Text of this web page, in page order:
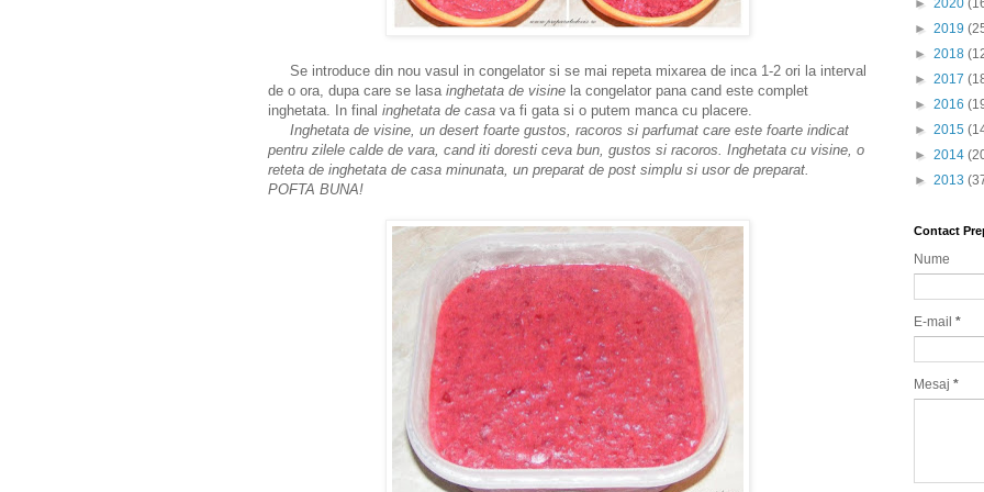
Se introduce din nou vasul in congelator si se mai repeta mixarea de inca 1-2 ori la interval
de o ora, dupa care se lasa inghetata de visine la congelator pana cand este complet
inghetata. In final inghetata de casa va fi gata si o putem manca cu placere.
Inghetata de visine, un desert foarte gustos, racoros si parfumat care este foarte indicat
pentru zilele calde de vara, cand iti doresti ceva bun, gustos si racoros. Inghetata cu visine, o
reteta de inghetata de casa minunata, un preparat de post simplu si usor de preparat.
POFTA BUNA!
► 2020
► 2019
► 2018
► 2017
► 2016
► 2015
► 2014
► 2013
Contact
Nume
E-mail *
Mesaj *